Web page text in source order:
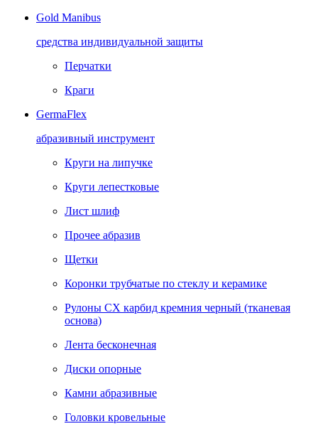
Gold Manibus
средства индивидуальной защиты
Перчатки
Краги
GermaFlex
абразивный инструмент
Круги на липучке
Круги лепестковые
Лист шлиф
Прочее абразив
Щетки
Коронки трубчатые по стеклу и керамике
Рулоны CX карбид кремния черный (тканевая
основа)
Лента бесконечная
Диски опорные
Камни абразивные
Головки кровельные